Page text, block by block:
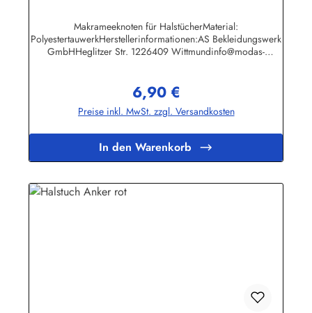
Makrameeknoten für HalstücherMaterial:
PolyestertauwerkHerstellerinformationen:AS Bekleidungswerk
GmbHHeglitzer Str. 1226409 Wittmundinfo@modas-
Regulärer Preis:
6,90 €
Preise inkl. MwSt. zzgl. Versandkosten
In den Warenkorb